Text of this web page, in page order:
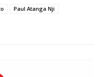
Paul Atanga Nji